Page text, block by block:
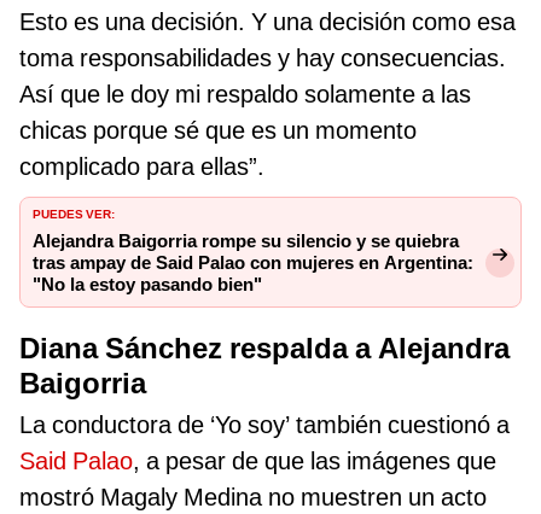
Esto es una decisión. Y una decisión como esa
toma responsabilidades y hay consecuencias.
Así que le doy mi respaldo solamente a las
chicas porque sé que es un momento
complicado para ellas”.
PUEDES VER:
Alejandra Baigorria rompe su silencio y se quiebra
tras ampay de Said Palao con mujeres en Argentina:
"No la estoy pasando bien"
Diana Sánchez respalda a Alejandra
Baigorria
La conductora de ‘Yo soy’ también cuestionó a
Said Palao, a pesar de que las imágenes que
mostró Magaly Medina no muestren un acto